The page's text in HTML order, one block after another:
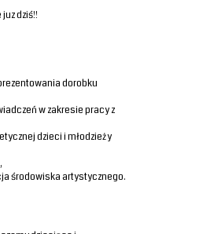
dziś!!
dorobku
w zakresie pracy z
dzieci i młodzieży
środowiska artystycznego.